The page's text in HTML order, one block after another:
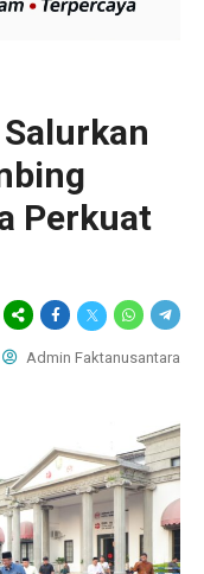
Perkuat
Admin Faktanusantara